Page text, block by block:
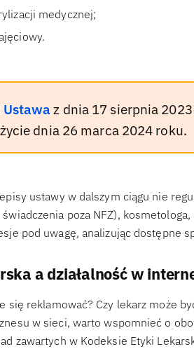
medycznej;
Ustawa z dnia 17 sierpnia
dnia 26 marca 2024 roku.
ustawy w dalszym ciągu nie
poza NFZ),
pod uwagę, analizując dostępne
a działalność w
się reklamować? Czy lekarz może
w sieci, warto wspomnieć o
zawartych w Kodeksie Etyki